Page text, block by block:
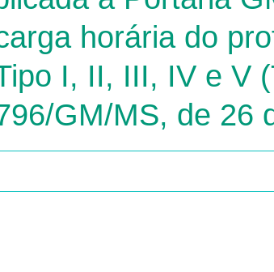
horária do
I, II, III, IV e V
GM/MS, de 26